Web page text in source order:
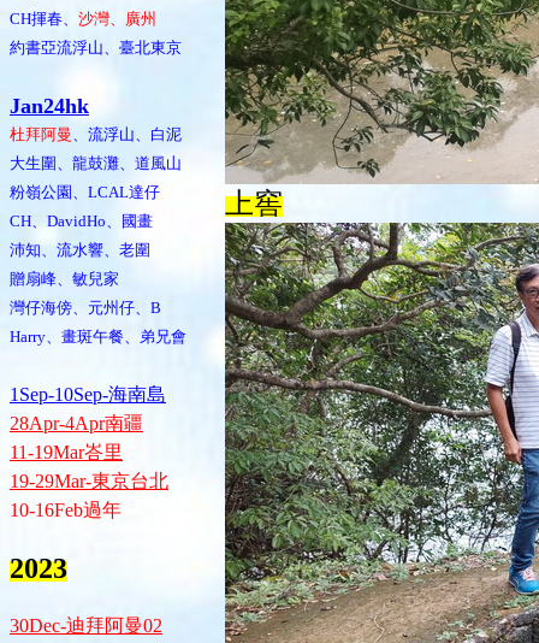
CH揮春、 沙灣、廣州
約書亞流浮山、臺北東京
Jan24hk
杜拜阿曼、流浮山、白泥
大生圍、龍鼓灘、道風山
粉嶺公園、LCAL達仔
CH、DavidHo、國畫
沛知、流水響、老圍
贈扇峰、敏兒家
灣仔海傍、元州仔、B
Harry、畫斑午餐、弟兄會
1Sep-10Sep-海南島
28Apr-4Apr南疆
11-19Mar峇里
19-29Mar-東京台北
10-16Feb過年
2023
30Dec-迪拜阿曼02
上窖